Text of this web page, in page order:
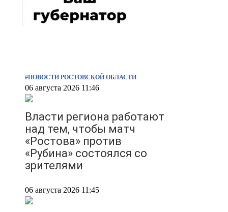
#НОВОСТИ РОСТОВСКОЙ ОБЛАСТИ
06 августа 2026 11:46
Власти региона работают
над тем, чтобы матч
«Ростова» против
«Рубина» состоялся со
зрителями
06 августа 2026 11:45